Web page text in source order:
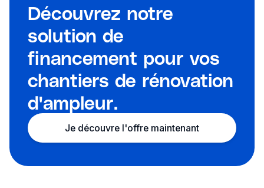
Découvrez notre
solution de
financement pour vos
chantiers de rénovation
d'ampleur.
Je découvre l'offre maintenant